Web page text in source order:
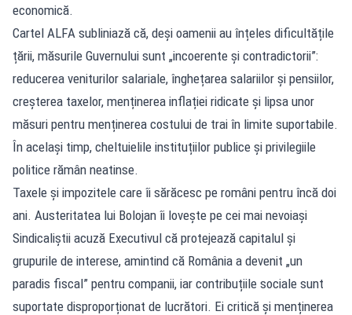
economică.
Cartel ALFA subliniază că, deși oamenii au înțeles dificultățile
țării, măsurile Guvernului sunt „incoerente și contradictorii”:
reducerea veniturilor salariale, înghețarea salariilor și pensiilor,
creșterea taxelor, menținerea inflației ridicate și lipsa unor
măsuri pentru menținerea costului de trai în limite suportabile.
În același timp, cheltuielile instituțiilor publice și privilegiile
politice rămân neatinse.
Taxele și impozitele care îi sărăcesc pe români pentru încă doi
ani. Austeritatea lui Bolojan îi lovește pe cei mai nevoiași
Sindicaliștii acuză Executivul că protejează capitalul și
grupurile de interese, amintind că România a devenit „un
paradis fiscal” pentru companii, iar contribuțiile sociale sunt
suportate disproporționat de lucrători. Ei critică și menținerea